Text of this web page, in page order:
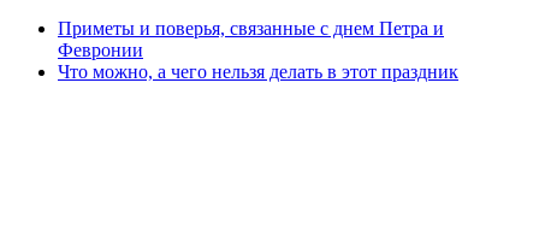
Приметы и поверья, связанные с днем Петра и
Февронии
Что можно, а чего нельзя делать в этот праздник